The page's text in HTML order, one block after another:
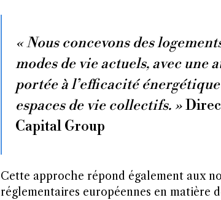
« Nous concevons des
modes de vie actuels, avec
portée à l’efficacité
espaces de vie collectifs. »
Capital Group
Cette approche répond également aux
réglementaires européennes en matière